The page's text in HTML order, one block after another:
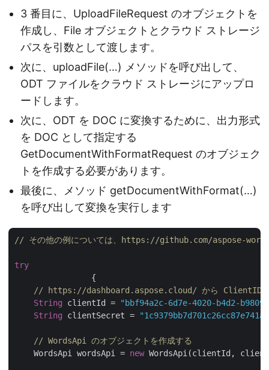
3 番目に、UploadFileRequest のオブジェクトを
作成し、File オブジェクトとクラウド ストレージ
パスを引数として渡します。
次に、uploadFile(…) メソッドを呼び出して、
ODT ファイルをクラウド ストレージにアップロ
ードします。
次に、ODT を DOC に変換するために、出力形式
を DOC として指定する
GetDocumentWithFormatRequest のオブジェク
トを作成する必要があります。
最後に、メソッド getDocumentWithFormat(…)
を呼び出して変換を実行します
// その他の例については、https://github.com/aspose-
try
// https://dashboard.aspose.cloud/ から ClientID
String clientId =
"bbf94a2c-6d7e-4020-b4d2-
String clientSecret =
// WordsApi のオブジェクトを作成する
    WordsApi wordsApi =
new WordsApi(clientId,